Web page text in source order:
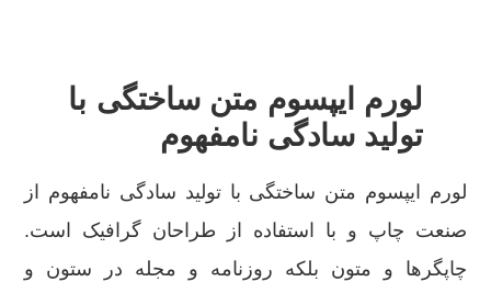
لورم ایپسوم متن ساختگی با
تولید سادگی نامفهوم
لورم ایپسوم متن ساختگی با تولید سادگی نامفهوم از
صنعت چاپ و با استفاده از طراحان گرافیک است.
چاپگرها و متون بلکه روزنامه و مجله در ستون و